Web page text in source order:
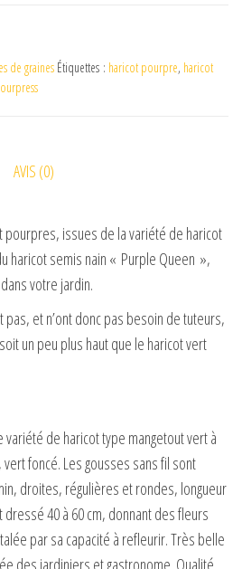
de graines Étiquettes : haricot pourpre, haricot
AVIS (0)
pourpres, issues de la variété de haricot
haricot semis nain « Purple Queen »,
votre jardin.
et n’ont donc pas besoin de tuteurs,
un peu plus haut que le haricot vert
variété de haricot type mangetout vert à
foncé. Les gousses sans fil sont
droites, régulières et rondes, longueur
dressé 40 à 60 cm, donnant des fleurs
par sa capacité à refleurir. Très belle
des jardiniers et gastronome. Qualité